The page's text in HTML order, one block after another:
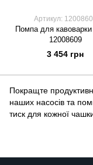
Артикул:
Помпа для
12008609
3 454 грн
Покращте
наших насосів та
тиск для кожної